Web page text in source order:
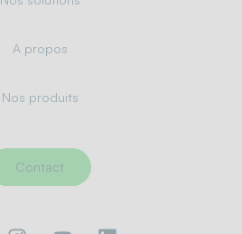
A propos
Nos produits
Contact